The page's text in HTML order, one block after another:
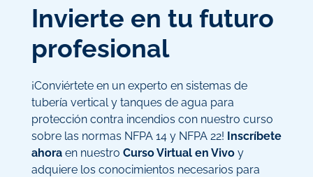
Invierte en tu futuro
profesional
¡Conviértete en un experto en sistemas de
tubería vertical y tanques de agua para
protección contra incendios con nuestro curso
sobre las normas NFPA 14 y NFPA 22! Inscríbete
ahoraen nuestro Curso Virtual en Vivoy
adquiere los conocimientos necesarios para